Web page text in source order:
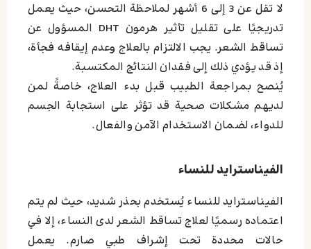
لا تقل عن 3 إلى 6 أشهر لملاحظة التحسن، حيث يعمل
تدريجيًا على تقليل تأثير هرمون DHT المسؤول عن
تساقط الشعر. يجب الالتزام بالعلاج وعدم إيقافه فجأة،
إذ قد يؤدي ذلك إلى فقدان النتائج المكتسبة.
يُنصح بمراجعة الطبيب قبل بدء العلاج، خاصةً لمن
لديهم مشكلات صحية قد تؤثر على استجابة الجسم
للدواء، لضمان الاستخدام الآمن والفعال.
الفيناسترايد للنساء
الفيناسترايد للنساء يُستخدم بحذر شديد، حيث لم يتم
اعتماده رسميًا لعلاج تساقط الشعر لدى النساء، إلا في
حالات محددة تحت إشراف طبي صارم. يعمل